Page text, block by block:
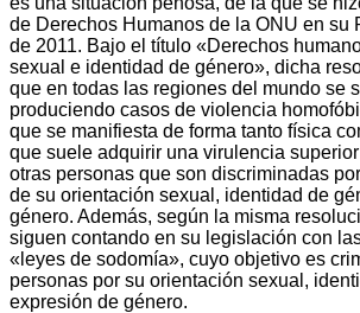
de Derechos Humanos de la ONU en su
de 2011. Bajo el título «Derechos
sexual e identidad de género», dicha
que en todas las regiones del mundo se
produciendo casos de violencia
que se manifiesta de forma tanto física
que suele adquirir una virulencia
otras personas que son discriminadas
de su orientación sexual, identidad de
género. Además, según la misma
siguen contando en su legislación con
«leyes de sodomía», cuyo objetivo es
personas por su orientación sexual,
expresión de género.